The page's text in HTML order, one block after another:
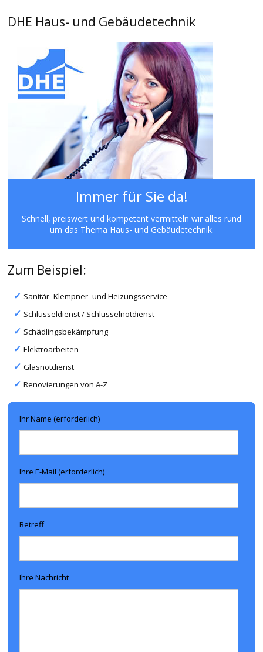
DHE Haus- und Gebäudetechnik
Immer für Sie da!
Schnell, preiswert und kompetent vermitteln wir alles rund
um das Thema Haus- und Gebäudetechnik.
Zum Beispiel:
Sanitär- Klempner- und Heizungsservice
Schlüsseldienst / Schlüsselnotdienst
Schädlingsbekämpfung
Elektroarbeiten
Glasnotdienst
Renovierungen von A-Z
Ihr Name (erforderlich)
Ihre E-Mail (erforderlich)
Betreff
Ihre Nachricht